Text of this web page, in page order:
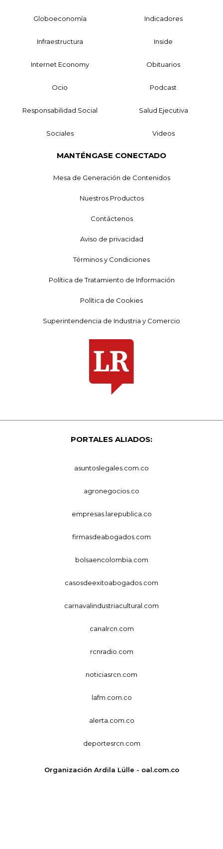
Globoeconomía Indicadores
Infraestructura Inside
Internet Economy Obituarios
Ocio Podcast
Responsabilidad Social Salud Ejecutiva
Sociales Videos
MANTÉNGASE CONECTADO
Mesa de Generación de Contenidos
Nuestros Productos
Contáctenos
Aviso de privacidad
Términos y Condiciones
Política de Tratamiento de Información
Política de Cookies
Superintendencia de Industria y Comercio
PORTALES ALIADOS:
asuntoslegales.com.co
agronegocios.co
empresas.larepublica.co
firmasdeabogados.com
bolsaencolombia.com
casosdeexitoabogados.com
carnavalindustriacultural.com
canalrcn.com
rcnradio.com
noticiasrcn.com
lafm.com.co
alerta.com.co
deportesrcn.com
Organización Ardila Lülle - oal.com.co